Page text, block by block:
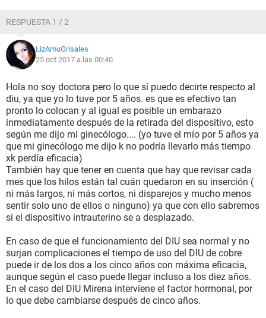
RESPUESTA 1 / 2
LizAmuGrisales
25 oct 2017 a las 00:40
Hola no soy doctora pero lo que sí puedo decirte respecto al
diu, ya que yo lo tuve por 5 años. es que es efectivo tan
pronto lo colocan y al igual es posible un embarazo
inmediatamente después de la retirada del dispositivo, esto
según me dijo mi ginecólogo.... (yo tuve el mío por 5 años ya
que mi ginecólogo me dijo k no podría llevarlo más tiempo
xk perdía eficacia)
También hay que tener en cuenta que hay que revisar cada
mes que los hilos están tal cuán quedaron en su inserción (
ni más largos, ni más cortos, ni disparejos y mucho menos
sentir solo uno de ellos o ninguno) ya que con ello sabremos
si el dispositivo intrauterino se a desplazado.
En caso de que el funcionamiento del DIU sea normal y no
surjan complicaciones el tiempo de uso del DIU de cobre
puede ir de los dos a los cinco años con máxima eficacia,
aunque según el caso puede llegar incluso a los diez años.
En el caso del DIU Mirena interviene el factor hormonal, por
lo que debe cambiarse después de cinco años.